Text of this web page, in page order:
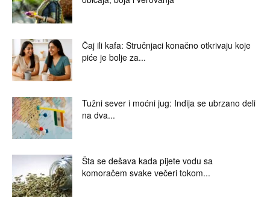
Čaj ili kafa: Stručnjaci konačno otkrivaju koje
piće je bolje za...
Tužni sever i moćni jug: Indija se ubrzano deli
na dva...
Šta se dešava kada pijete vodu sa
komoračem svake večeri tokom...